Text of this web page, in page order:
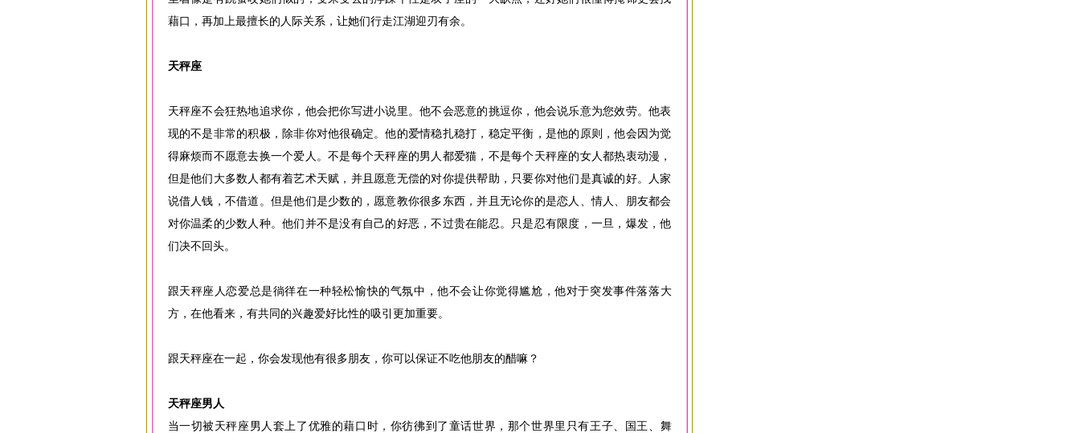
藉口，再加上最擅长的人际关系，让她们行走江湖迎刃有余。
天秤座
天秤座不会狂热地追求你，他会把你写进小说里。他不会恶意的挑逗你，他会说乐意为您效劳。他表
现的不是非常的积极，除非你对他很确定。他的爱情稳扎稳打，稳定平衡，是他的原则，他会因为觉
得麻烦而不愿意去换一个爱人。不是每个天秤座的男人都爱猫，不是每个天秤座的女人都热衷动漫，
但是他们大多数人都有着艺术天赋，并且愿意无偿的对你提供帮助，只要你对他们是真诚的好。人家
说借人钱，不借道。但是他们是少数的，愿意教你很多东西，并且无论你的是恋人、情人、朋友都会
对你温柔的少数人种。他们并不是没有自己的好恶，不过贵在能忍。只是忍有限度，一旦，爆发，他
们决不回头。
跟天秤座人恋爱总是徜徉在一种轻松愉快的气氛中，他不会让你觉得尴尬，他对于突发事件落落大
方，在他看来，有共同的兴趣爱好比性的吸引更加重要。
跟天秤座在一起，你会发现他有很多朋友，你可以保证不吃他朋友的醋嘛？
天秤座男人
当一切被天秤座男人套上了优雅的藉口时，你彷彿到了童话世界，那个世界里只有王子、国王、舞